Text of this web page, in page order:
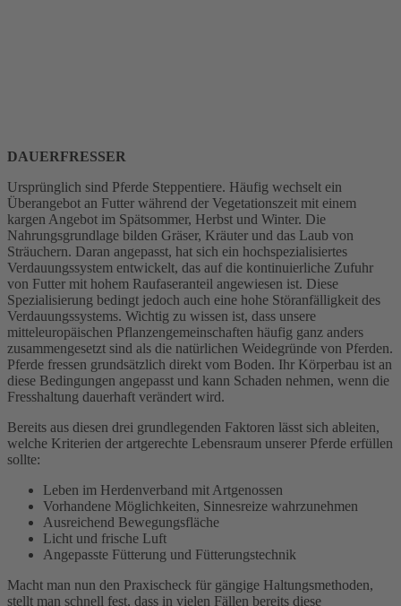
DAUERFRESSER
Ursprünglich sind Pferde Steppentiere. Häufig wechselt ein
Überangebot an Futter während der Vegetationszeit mit einem
kargen Angebot im Spätsommer, Herbst und Winter. Die
Nahrungsgrundlage bilden Gräser, Kräuter und das Laub von
Sträuchern. Daran angepasst, hat sich ein hochspezialisiertes
Verdauungssystem entwickelt, das auf die kontinuierliche Zufuhr
von Futter mit hohem Raufaseranteil angewiesen ist. Diese
Spezialisierung bedingt jedoch auch eine hohe Störanfälligkeit des
Verdauungssystems. Wichtig zu wissen ist, dass unsere
mitteleuropäischen Pflanzengemeinschaften häufig ganz anders
zusammengesetzt sind als die natürlichen Weidegründe von Pferden.
Pferde fressen grundsätzlich direkt vom Boden. Ihr Körperbau ist an
diese Bedingungen angepasst und kann Schaden nehmen, wenn die
Fresshaltung dauerhaft verändert wird.
Bereits aus diesen drei grundlegenden Faktoren lässt sich ableiten,
welche Kriterien der artgerechte Lebensraum unserer Pferde erfüllen
sollte:
Leben im Herdenverband mit Artgenossen
Vorhandene Möglichkeiten, Sinnesreize wahrzunehmen
Ausreichend Bewegungsfläche
Licht und frische Luft
Angepasste Fütterung und Fütterungstechnik
Macht man nun den Praxischeck für gängige Haltungsmethoden,
stellt man schnell fest, dass in vielen Fällen bereits diese